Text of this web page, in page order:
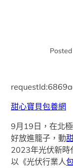
甜心寶貝包養網
9月19日，在北
好放進籠子，動
2023年光伏新時
以《光伏行業人